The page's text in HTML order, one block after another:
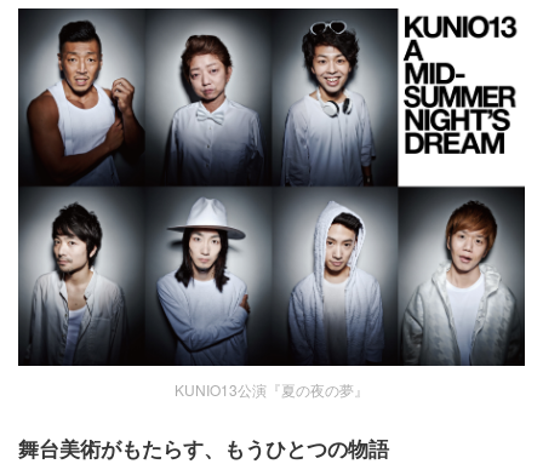
KUNIO13公演『夏の夜の夢』
舞台美術がもたらす、もうひとつの物語